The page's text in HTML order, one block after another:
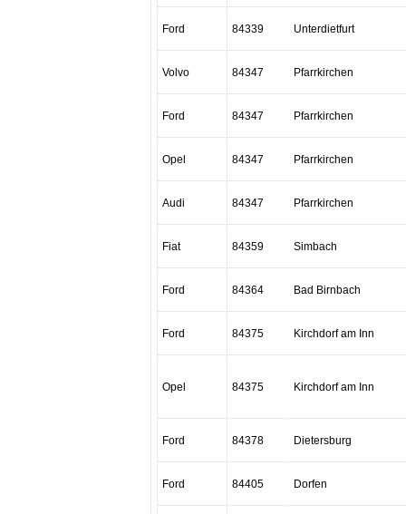
Ford 84339 Unterdietfurt
Volvo 84347 Pfarrkirchen
Ford 84347 Pfarrkirchen
Opel 84347 Pfarrkirchen
Audi 84347 Pfarrkirchen
Fiat 84359 Simbach
Ford 84364 Bad Birnbach
Ford 84375 Kirchdorf am Inn
Opel 84375 Kirchdorf am Inn
Ford 84378 Dietersburg
Ford 84405 Dorfen